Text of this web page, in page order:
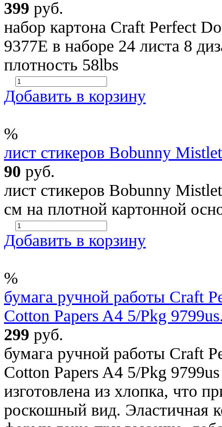
399 руб.
набор картона Craft Perfect
9377E в наборе 24 листа 8
плотность 58lbs
Добавить в корзину
%
лист стикеров Bobunny
90 руб.
лист стикеров Bobunny
см на плотной картонной
Добавить в корзину
%
бумага ручной работы Craft
Cotton Papers A4 5/Pkg
299 руб.
бумага ручной работы Craft
Cotton Papers A4 5/Pkg
изготовлена ​​из хлопка, что
роскошный вид. Эластичная